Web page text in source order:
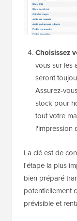
Choisissez
vous sur les
seront
Assurez-
stock pour
tout votre
l'impression
La clé est de
l'étape la plus
bien préparé
potentiellement
prévisible et